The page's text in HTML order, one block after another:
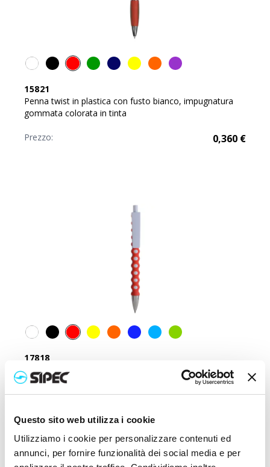
Questo sito web utilizza i cookie
Utilizziamo i cookie per personalizzare contenuti ed
annunci, per fornire funzionalità dei social media e per
15821
Penna twist in plastica con fusto bianco, impugnatura
gommata colorata in tinta
Prezzo: 0,360 €
17818
Penna a scatto in plastica con fusto, clip e pulsante
bianchi, rivestimento gommato